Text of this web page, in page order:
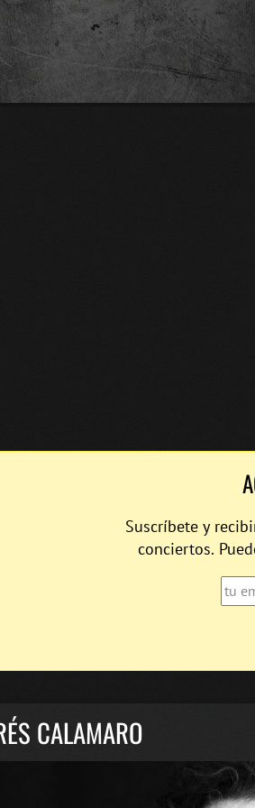
Suscríbete y
conciertos.
CALAMARO